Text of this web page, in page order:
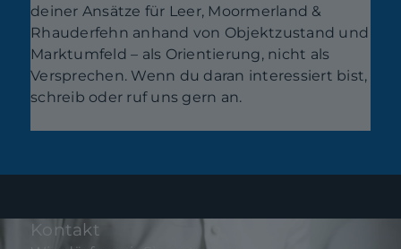
deiner Ansätze für Leer, Moormerland &
Rhauderfehn anhand von Objektzustand und
Marktumfeld – als Orientierung, nicht als
Versprechen. Wenn du daran interessiert bist,
schreib oder ruf uns gern an.
Kontakt